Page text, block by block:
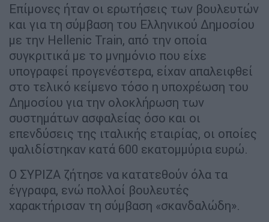
Επίμονες ήταν οι ερωτήσεις των βουλευτών
και για τη σύμβαση του Ελληνικού Δημοσίου
με την Hellenic Train, από την οποία
συγκριτικά με το μνημόνιο που είχε
υπογραφεί προγενέστερα, είχαν απαλειφθεί
στο τελικό κείμενο τόσο η υποχρέωση του
Δημοσίου για την ολοκλήρωση των
συστημάτων ασφαλείας όσο και οι
επενδύσεις της ιταλικής εταιρίας, οι οποίες
ψαλιδίστηκαν κατά 600 εκατομμύρια ευρώ.
Ο ΣΥΡΙΖΑ ζήτησε να κατατεθούν όλα τα
έγγραφα, ενώ πολλοί βουλευτές
χαρακτήρισαν τη σύμβαση «σκανδαλώδη».